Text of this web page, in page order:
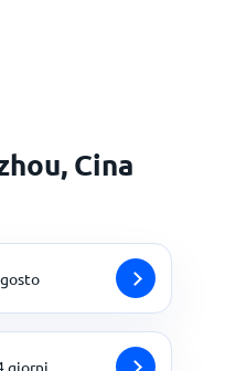
Cina
giorni